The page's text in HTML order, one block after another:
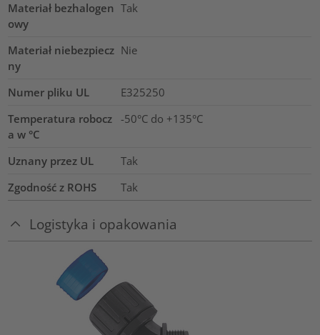
Materiał bezhalogen
owy
Tak
Materiał niebezpiecz
ny
Nie
Numer pliku UL
E325250
Temperatura robocz
a w °C
-50°C do +135°C
Uznany przez UL
Tak
Zgodność z ROHS
Tak
Logistyka i opakowania